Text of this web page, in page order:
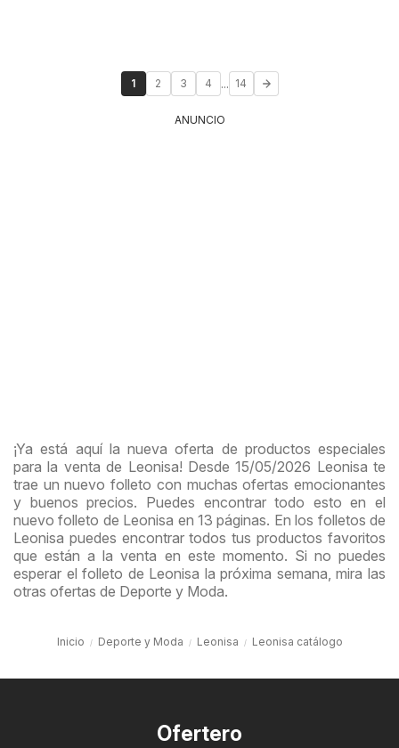
1 2 3 4 ... 14
ANUNCIO
¡Ya está aquí la nueva oferta de productos especiales
para la venta de Leonisa! Desde 15/05/2026 Leonisa te
trae un nuevo folleto con muchas ofertas emocionantes
y buenos precios. Puedes encontrar todo esto en el
nuevo folleto de Leonisa en 13 páginas. En los folletos de
Leonisa puedes encontrar todos tus productos favoritos
que están a la venta en este momento. Si no puedes
esperar el folleto de Leonisa la próxima semana, mira las
otras ofertas de Deporte y Moda.
Inicio Deporte y Moda Leonisa Leonisa catálogo
Ofertero